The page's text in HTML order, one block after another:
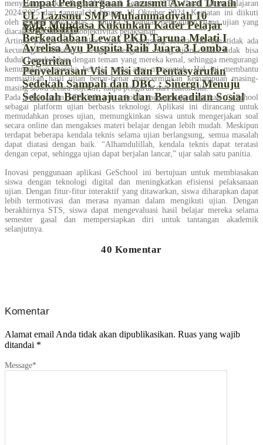
UL Lazismu SMP Muhammadiyah 10
Yogyakarta
SMP Muhdasa Kukuhkan Kader Pelajar
Berkeadaban Lewat PKD Taruna Melati I
Avrelisa Ayu Puspita Raih Juara 3 Lomba
Geguritan
Penyelarasan Visi Misi dan Pentasyarufan
Sedekah Sampah dan DBC : Sinergi Menuju
Sekolah Berkemajuan dan Berkeadilan Sosial
menyelenggarakan Sumatif Tengah Semester (STS) Gasal Tahun Pelajaran
2024/2025 dari tanggal 14 hingga 18 Oktober 2024. Kegiatan ini diikuti
oleh seluruh siswa kelas 7 hingga 9, dengan pengaturan ruang ujian yang
diacak untuk menjaga objektivitas pelaksanan.
Artinya panitia memastikan ujian berlangsung secara adil dan tidak ada
kecurangan. Misalnya, dengan mengacak ruang ujian, siswa tidak bisa
duduk bersebelahan dengan teman yang mereka kenal, sehingga mengurangi
kemungkinan mereka bekerja sama atau mencontek. Hal ini membantu
memastikan hasil ujian benar-benar mencerminkan kemampuan masing-
masing siswa secara objektif, tanpa pengaruh dari faktor lain.
Pada pelaksanaan STS kali ini, sekolah menggunakan aplikasi GeSchool
sebagai platform ujian berbasis teknologi. Aplikasi ini dirancang untuk
memudahkan proses ujian, memungkinkan siswa untuk mengerjakan soal
secara online dan mengakses materi belajar dengan lebih mudah. Meskipun
terdapat beberapa kendala teknis selama ujian berlangsung, semua masalah
dapat diatasi dengan baik. “Alhamdulillah, kendala teknis dapat teratasi
dengan cepat, sehingga ujian dapat berjalan lancar,” ujar salah satu panitia.
Inovasi penggunaan aplikasi GeSchool ini bertujuan untuk membiasakan
siswa dengan teknologi digital dan meningkatkan efisiensi pelaksanaan
ujian. Dengan fitur-fitur interaktif yang ditawarkan, siswa diharapkan dapat
lebih termotivasi dan merasa nyaman dalam mengikuti ujian. Dengan
berakhirnya STS, siswa dapat mengevaluasi hasil belajar mereka selama
semester gasal dan mempersiapkan diri untuk tantangan akademik
selanjutnya.
40 Komentar
Komentar
Alamat email Anda tidak akan dipublikasikan. Ruas yang wajib
ditandai *
Message*